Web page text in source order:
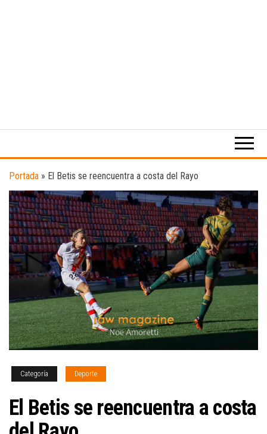
digital
el
la
música.
Portada » El Betis se reencuentra a costa del Rayo
Categoría Deporte
El Betis se reencuentra a costa